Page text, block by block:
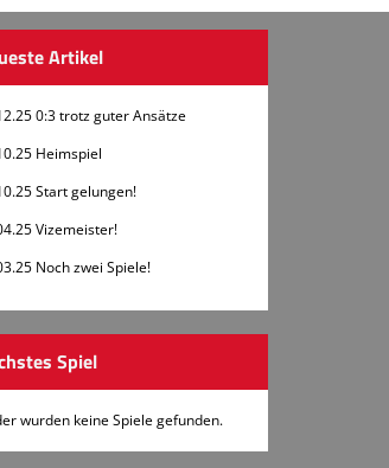
Artikel
0:3 trotz guter Ansätze
Heimspiel
Start gelungen!
Vizemeister!
Noch zwei Spiele!
Spiel
wurden keine Spiele gefunden.